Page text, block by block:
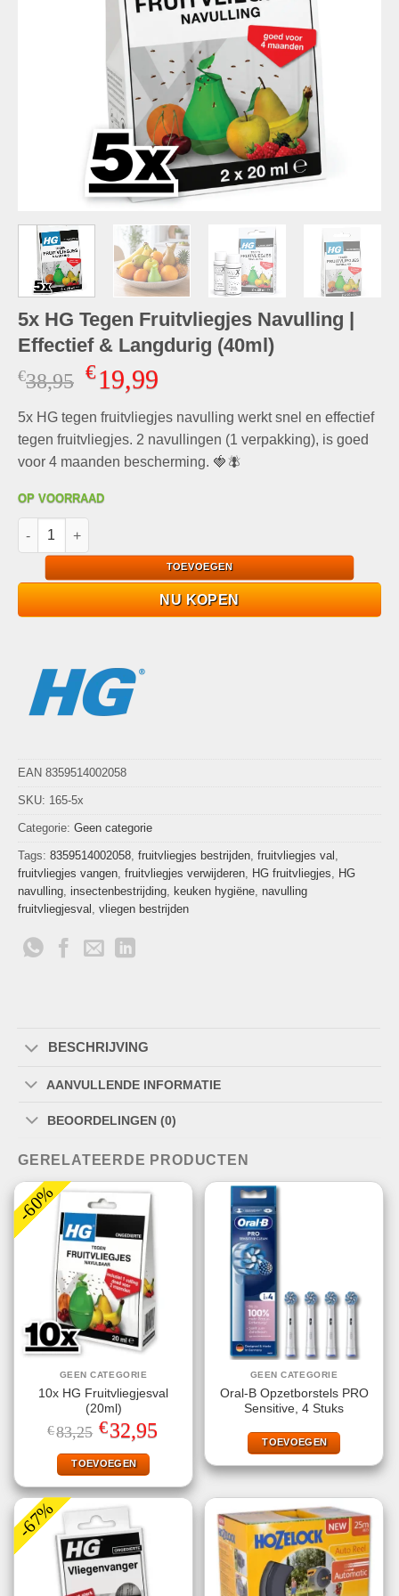
5x HG Tegen Fruitvliegjes Navulling |
Effectief & Langdurig (40ml)
€38,95 Oorspronkelijke
was:
€38,95.
€19,99Huidige
is:
€19,99.
5x HG tegen fruitvliegjes navulling werkt snel en effectief
tegen fruitvliegjes. 2 navullingen (1 verpakking), is goed
voor 4 maanden bescherming. 🍓🪰
OP VOORRAAD
5x HG Tegen Fruitvliegjes Navulling | Effectief & Langdurig
TOEVOEGEN
NU KOPEN
EAN 8359514002058
SKU: 165-5x
Categorie: Geen categorie
Tags: 8359514002058 fruitvliegjes bestrijden fruitvliegjes val
fruitvliegjes vangen fruitvliegjes verwijderen HG fruitvliegjes
HG
navulling insectenbestrijding keuken hygiëne navulling
fruitvliegjesval vliegen bestrijden
BESCHRIJVING
AANVULLENDE INFORMATIE
BEOORDELINGEN (0)
GERELATEERDE PRODUCTEN
-60%
GEEN CATEGORIE
10x HG Fruitvliegjesval
(20ml)
€83,25 Oorspronkelijke
prijs
was:
€83,25.
€32,95prijs
TOEVOEGEN
GEEN CATEGORIE
Oral-B Opzetborstels PRO
Sensitive, 4 Stuks
TOEVOEGEN
-67%